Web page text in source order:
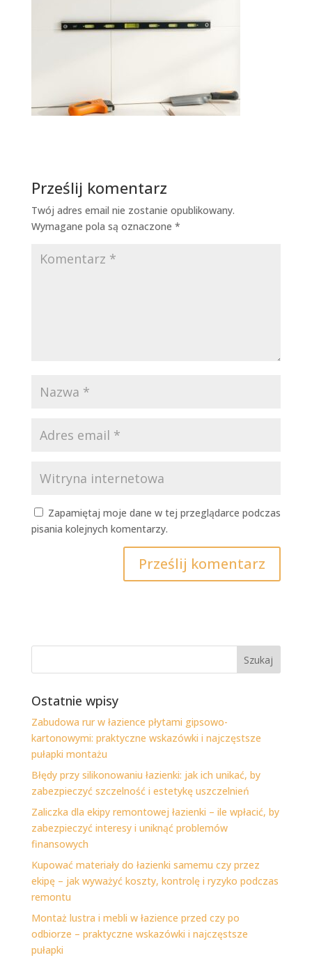
Prześlij komentarz
Twój adres email nie zostanie opublikowany.
Wymagane pola są oznaczone *
Zapamiętaj moje dane w tej przeglądarce podczas
pisania kolejnych komentarzy.
Ostatnie wpisy
Zabudowa rur w łazience płytami gipsowo-
kartonowymi: praktyczne wskazówki i najczęstsze
pułapki montażu
Błędy przy silikonowaniu łazienki: jak ich unikać, by
zabezpieczyć szczelność i estetykę uszczelnień
Zaliczka dla ekipy remontowej łazienki – ile wpłacić, by
zabezpieczyć interesy i uniknąć problemów
finansowych
Kupować materiały do łazienki samemu czy przez
ekipę – jak wyważyć koszty, kontrolę i ryzyko podczas
remontu
Montaż lustra i mebli w łazience przed czy po
odbiorze – praktyczne wskazówki i najczęstsze
pułapki